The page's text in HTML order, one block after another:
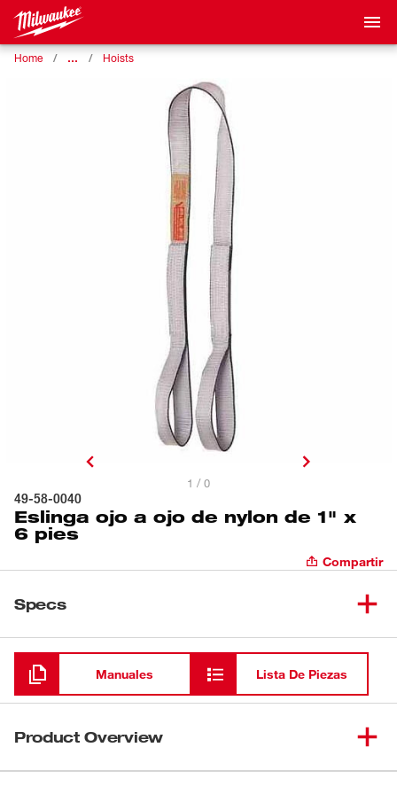
Home … Hoists
1 / 0
49-58-0040
Eslinga ojo a ojo de nylon de 1" x
6 pies
Compartir
Specs
Cargando
Manuales Lista De Piezas
Product Overview